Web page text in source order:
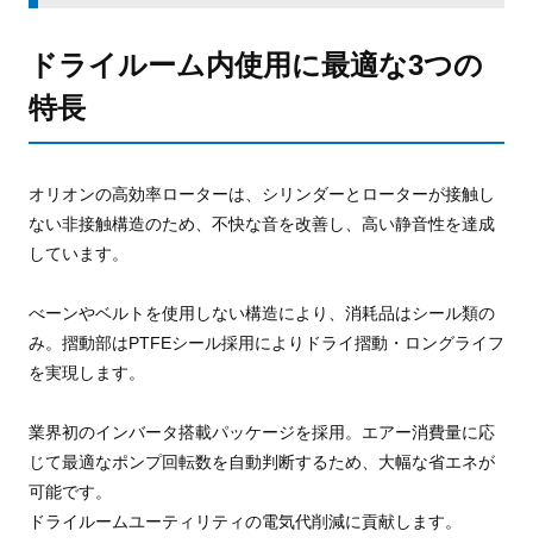
ドライルーム内使用に最適な3つの
特長
オリオンの高効率ローターは、シリンダーとローターが接触 し
ない非接触構造のため、不快な音を改善し、高い静音性を達成
しています。
べーンやベルトを使用しない構造により、消耗品はシール類の
み。摺動部はPTFEシール採用によりドライ摺動・ロングライフ
を実現します。
業界初のインバータ搭載パッケージを採用。エアー消費量に応
じて最適なポンプ回転数を自動判断するため、大幅な省エネが
可能です。
ドライルームユーティリティの電気代削減に貢献します。